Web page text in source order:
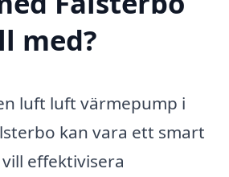
med?
luft luft värmepump i
kan vara ett smart
effektivisera